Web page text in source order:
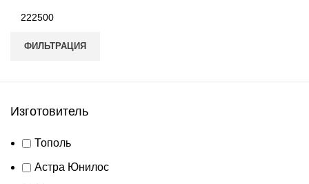
ФИЛЬТРАЦИЯ
Изготовитель
Тополь
Астра Юнилос